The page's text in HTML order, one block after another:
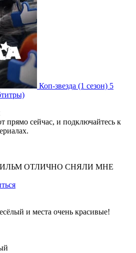
Коп-звезда (1 сезон) 5
прямо сейчас, и подключайтесь к
ОТЛИЧНО СНЯЛИ МНЕ
и места очень красивые!